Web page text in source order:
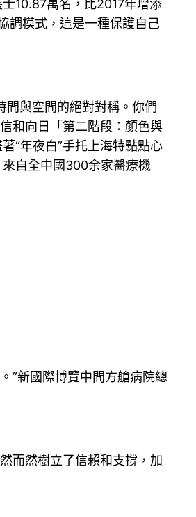
10.87萬名，比2017年增添
調模式，這是一種保護自己
與空間的絕對對稱。你們
和向日「第二階段：顏色與
“年夜白”手托上海特點點心
自全中國300余家醫療機
”新國際博覽中間方艙病院總
而然樹立了信賴和支撐，加